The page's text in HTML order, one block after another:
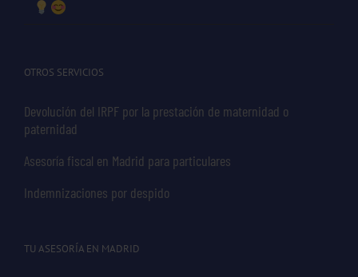
OTROS SERVICIOS
Devolución del IRPF por la prestación de maternidad o
paternidad
Asesoría fiscal en Madrid para particulares
Indemnizaciones por despido
TU ASESORÍA EN MADRID